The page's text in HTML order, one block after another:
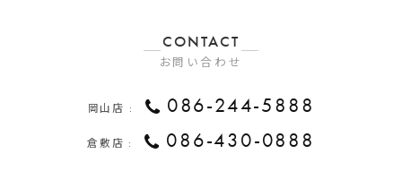
CONTACT
お問い合わせ
岡山店 : 086-244-5888
倉敷店 : 086-430-0888